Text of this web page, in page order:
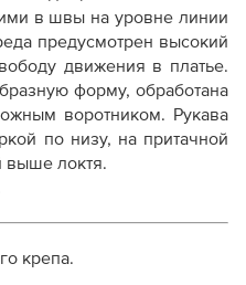
в швы на уровне линии
предусмотрен высокий
движения в платье.
форму, обработана
воротником. Рукава
по низу, на притачной
выше локтя.
крепа.